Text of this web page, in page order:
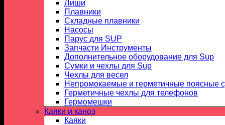
Лиши
Плавники
Складные плавники
Насосы
Парус для SUP
Запчасти Инструменты
Дополнительное оборудование для Sup
Сумки и чехлы для Sup
Чехлы для весел
Непромокаемые и герметичные поясные
Герметичные чехлы для телефонов
Гермомешки
Каяки и каноэ
Каяки